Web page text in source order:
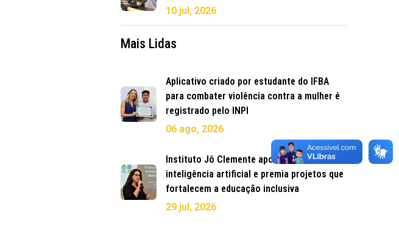
10 jul, 2026
Mais Lidas
Aplicativo criado por estudante do IFBA
para combater violência contra a mulher é
registrado pelo INPI
06 ago, 2026
Instituto Jô Clemente aposta em
inteligência artificial e premia projetos que
fortalecem a educação inclusiva
29 jul, 2026